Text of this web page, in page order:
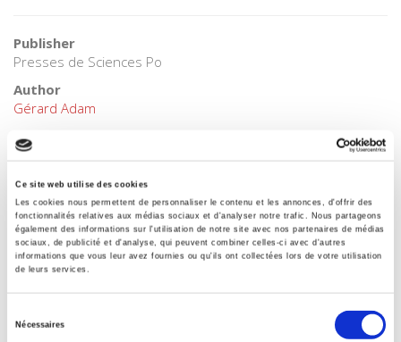
Ce site web utilise des cookies
Les cookies nous permettent de personnaliser le contenu et les annonces, d'offrir des
fonctionnalités relatives aux médias sociaux et d'analyser notre trafic. Nous partageons
également des informations sur l'utilisation de notre site avec nos partenaires de médias
sociaux, de publicité et d'analyse, qui peuvent combiner celles-ci avec d'autres
informations que vous leur avez fournies ou qu'ils ont collectées lors de votre utilisation
de leurs services.
Nécessaires
Publisher
Presses de Sciences Po
Author
Gérard Adam
Collection
Académique
Language
French
Tags
,,Elections analysis
Publisher Category
>Sociology>Electoral Sociology
Publisher Category